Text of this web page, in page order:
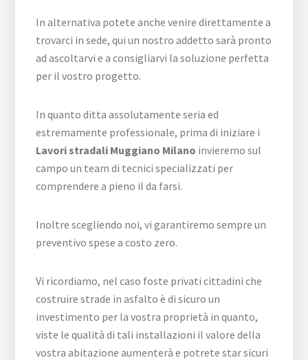
In alternativa potete anche venire direttamente a
trovarci in sede, qui un nostro addetto sarà pronto
ad ascoltarvi e a consigliarvi la soluzione perfetta
per il vostro progetto.
In quanto ditta assolutamente seria ed
estremamente professionale, prima di iniziare i
Lavori stradali Muggiano Milano invieremo sul
campo un team di tecnici specializzati per
comprendere a pieno il da farsi.
Inoltre scegliendo noi, vi garantiremo sempre un
preventivo spese a costo zero.
Vi ricordiamo, nel caso foste privati cittadini che
costruire strade in asfalto è di sicuro un
investimento per la vostra proprietà in quanto,
viste le qualità di tali installazioni il valore della
vostra abitazione aumenterà e potrete star sicuri